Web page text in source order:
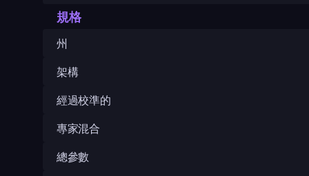
規格
州
架構
經過校準的
專家混合
總參數